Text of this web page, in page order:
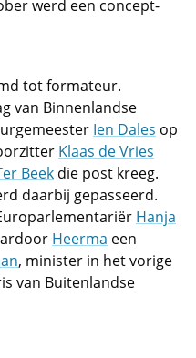
werd een concept-
tot formateur.
van Binnenlandse
Ien Dales op
Klaas de Vries
Beek die post kreeg.
daarbij gepasseerd.
Hanja
Heerma een
, minister in het vorige
van Buitenlandse